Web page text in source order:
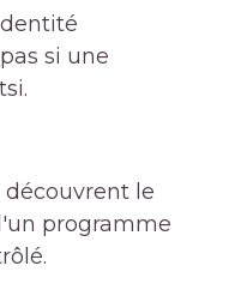
si une
découvrent le
programme